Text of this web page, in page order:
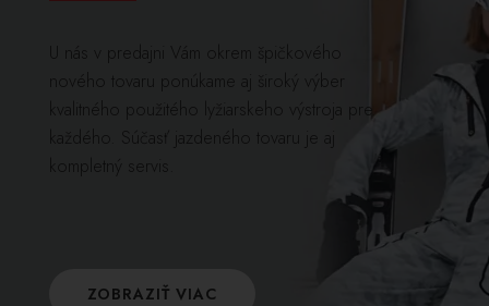
U nás v predajni Vám okrem špičkového
nového tovaru ponúkame aj široký výber
kvalitného použitého lyžiarskeho výstroja pre
každého. Súčasť jazdeného tovaru je aj
kompletný servis.
ZOBRAZIŤ VIAC